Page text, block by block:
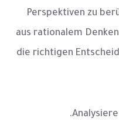
Perspektiven zu
aus rationalem
die richtigen
Analysiere